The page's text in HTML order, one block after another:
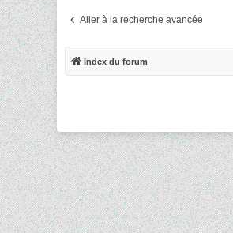
Aller à la recherche avancée
Index du forum